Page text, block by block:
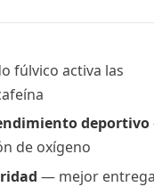
fúlvico activa las
deportivo
de oxígeno
— mejor